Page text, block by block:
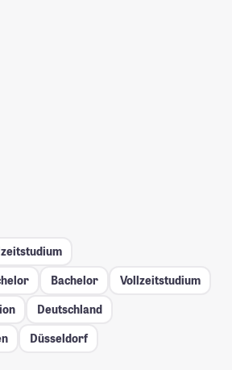
Bachelor
Vollzeitstudium
Deutschland
Düsseldorf